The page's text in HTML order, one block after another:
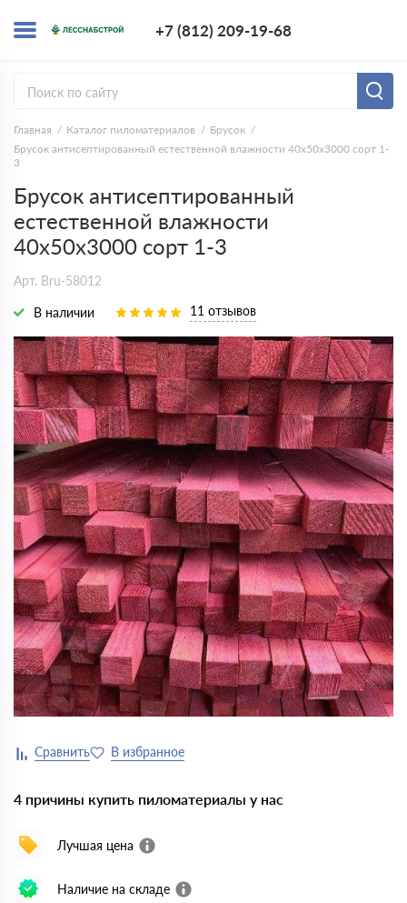
+7 (812) 209-19-68
Главная Каталог пиломатериалов
Брусок
Брусок антисептированный естественной влажности 40х50х3000 сорт 1-
3
Брусок антисептированный
естественной влажности
40х50х3000 сорт 1-3
Арт. Bru-58012
В наличии 11 отзывов
4 причины купить пиломатериалы у нас
Лучшая цена
Наличие на складе